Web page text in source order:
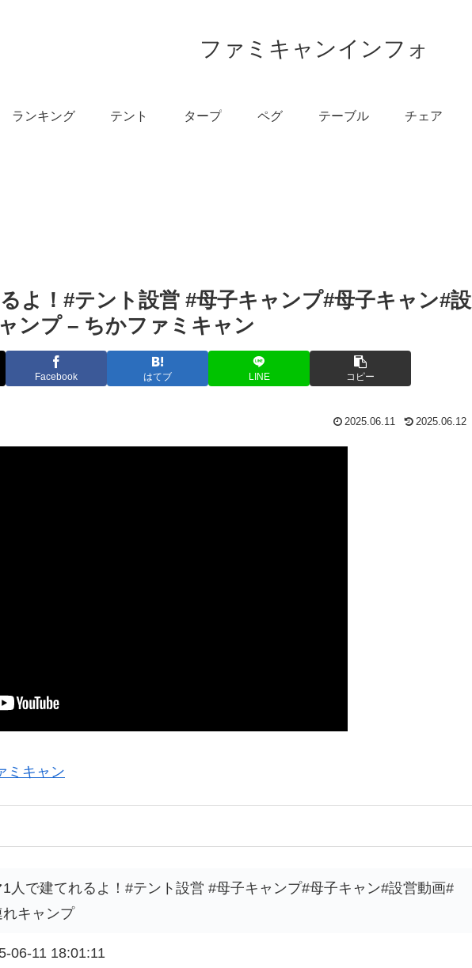
ファミキャンインフォ
ランキング テント タープ ペグ テーブル チェア
よ！#テント設営 #母子キャンプ#母子キャン#設
ンプ – ちかファミキャン
Facebook はてブ LINE コピー
2025.06.11 2025.06.12
ミキャン
1人で建てれるよ！#テント設営 #母子キャンプ#母子キャン#設営動画#
れキャンプ
06-11 18:01:11